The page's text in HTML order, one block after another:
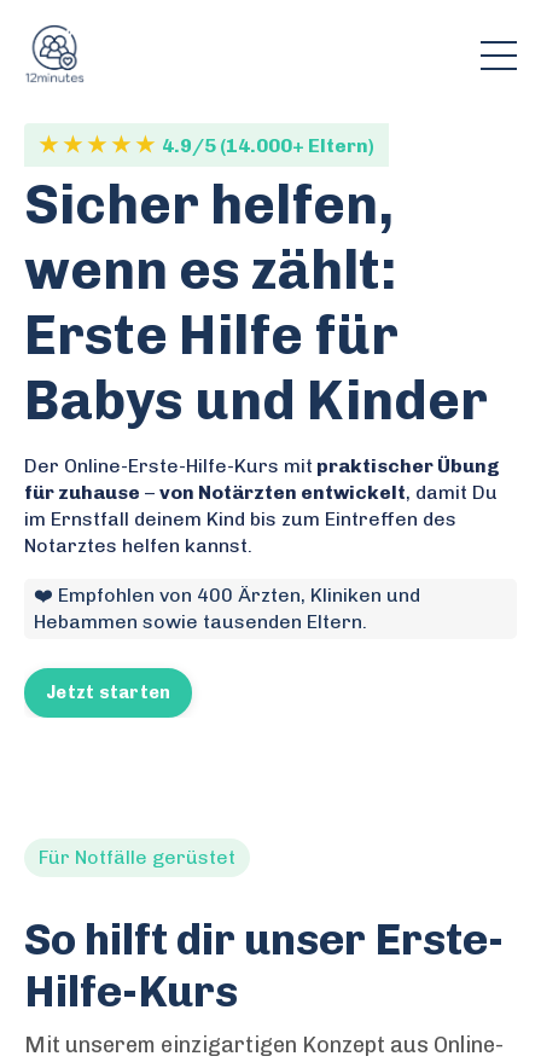
★ ★ ★ ★ ★ 4.9/5 (14.000+ Eltern)
Sicher helfen,
wenn es zählt:
Erste Hilfe für
Babys und Kinder
Der Online-Erste-Hilfe-Kurs mit praktischer Übung
für zuhause – von Notärzten entwickelt, damit Du
im Ernstfall deinem Kind bis zum Eintreffen des
Notarztes helfen kannst.
❤️ Empfohlen von 400 Ärzten, Kliniken und
Hebammen sowie tausenden Eltern.
Jetzt starten
Für Notfälle gerüstet
So hilft dir unser Erste-
Hilfe-Kurs
Mit unserem einzigartigen Konzept aus Online-